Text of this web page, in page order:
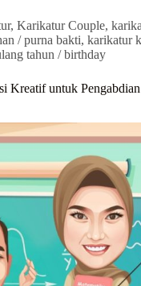
, Karikatur Couple,
/ purna bakti, karikatur
tahun / birthday
Kreatif untuk